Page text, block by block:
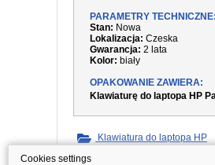
PARAMETRY TECHNICZNE:
Stan: Nowa
Lokalizacja: Czeska
Gwarancja: 2 lata
Kolor: biały
OPAKOWANIE ZAWIERA:
Klawiaturę do laptopa HP
Klawiatura do laptopa HP
Cookies settings